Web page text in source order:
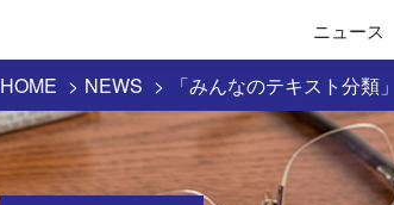
ニュース
HOME NEWS 「みんなのテキスト分類